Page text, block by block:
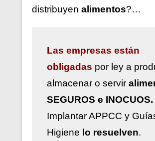
distribuyen alimentos?…
Las empresas están
obligadas por ley a
almacenar o servir
SEGUROS e INOCUOS.
ImplantarAPPCC y
Higiene lo resuelven.